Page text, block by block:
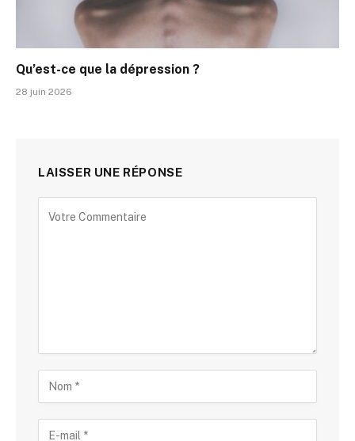
Qu’est-ce que la dépression ?
28 juin 2026
LAISSER UNE RÉPONSE